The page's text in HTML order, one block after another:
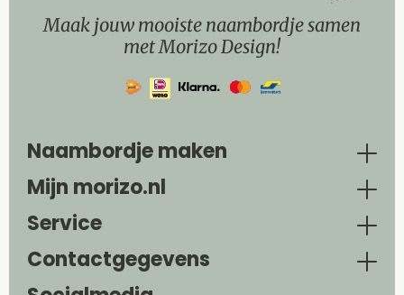
Maak jouw mooiste naambordje samen
met Morizo Design!
Naambordje maken
Mijn morizo.nl
Service
Contactgegevens